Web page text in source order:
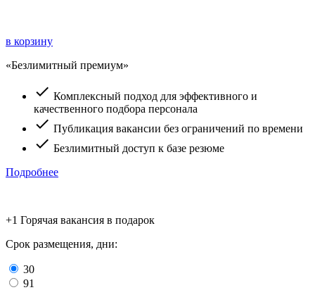
в корзину
«Безлимитный премиум»
check Комплексный подход для эффективного и
качественного подбора персонала
check Публикация вакансии без ограничений по времени
check Безлимитный доступ к базе резюме
Подробнее
+1 Горячая вакансия в подарок
Срок размещения, дни:
30
91